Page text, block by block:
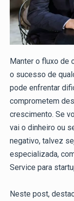
Manter o fluxo de
o sucesso de
pode enfrentar
comprometem
crescimento. Se
vai o dinheiro ou
negativo, talvez
especializada,
Service para
Neste post,